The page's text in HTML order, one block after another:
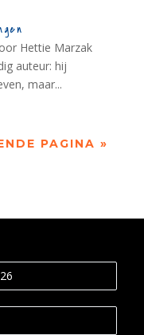
Hettie Marzak
auteur: hij
maar...
PAGINA »